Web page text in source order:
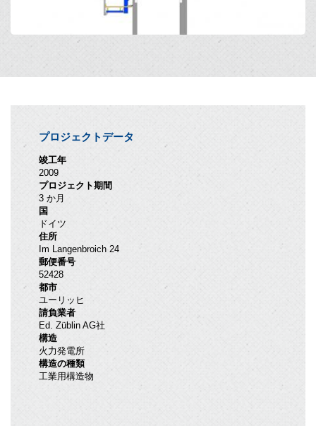
プロジェクトデータ
竣工年
2009
プロジェクト期間
3 か月
国
ドイツ
住所
Im Langenbroich 24
郵便番号
52428
都市
ユーリッヒ
請負業者
Ed. Züblin AG社
構造
火力発電所
構造の種類
工業用構造物